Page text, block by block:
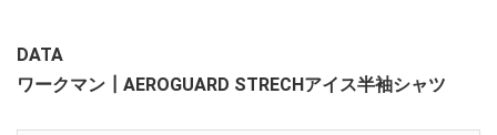
DATA
ワークマン┃AEROGUARD STRECHアイス半袖シャツ